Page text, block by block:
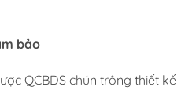
bảo
QCBDS chún trông thiết kế